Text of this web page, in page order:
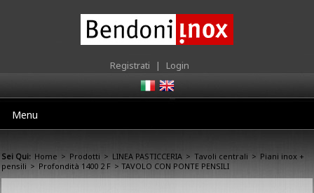
Registrati | Login
Menu
Sei Qui: Home > Prodotti > LINEA PASTICCERIA > Tavoli centrali > Piani inox +
pensili > Profondità 1400 2 F > TAVOLO CON PONTE PENSILI